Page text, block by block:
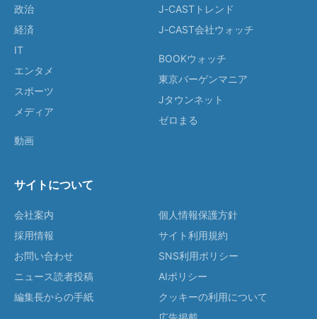
政治
経済
IT
エンタメ
スポーツ
メディア
動画
J-CASTトレンド
J-CAST会社ウォッチ
BOOKウォッチ
東京バーゲンマニア
Jタウンネット
ゼロまる
サイトについて
会社案内
採用情報
お問い合わせ
ニュース読者投稿
編集長からの手紙
個人情報保護方針
サイト利用規約
SNS利用ポリシー
AIポリシー
クッキーの利用について